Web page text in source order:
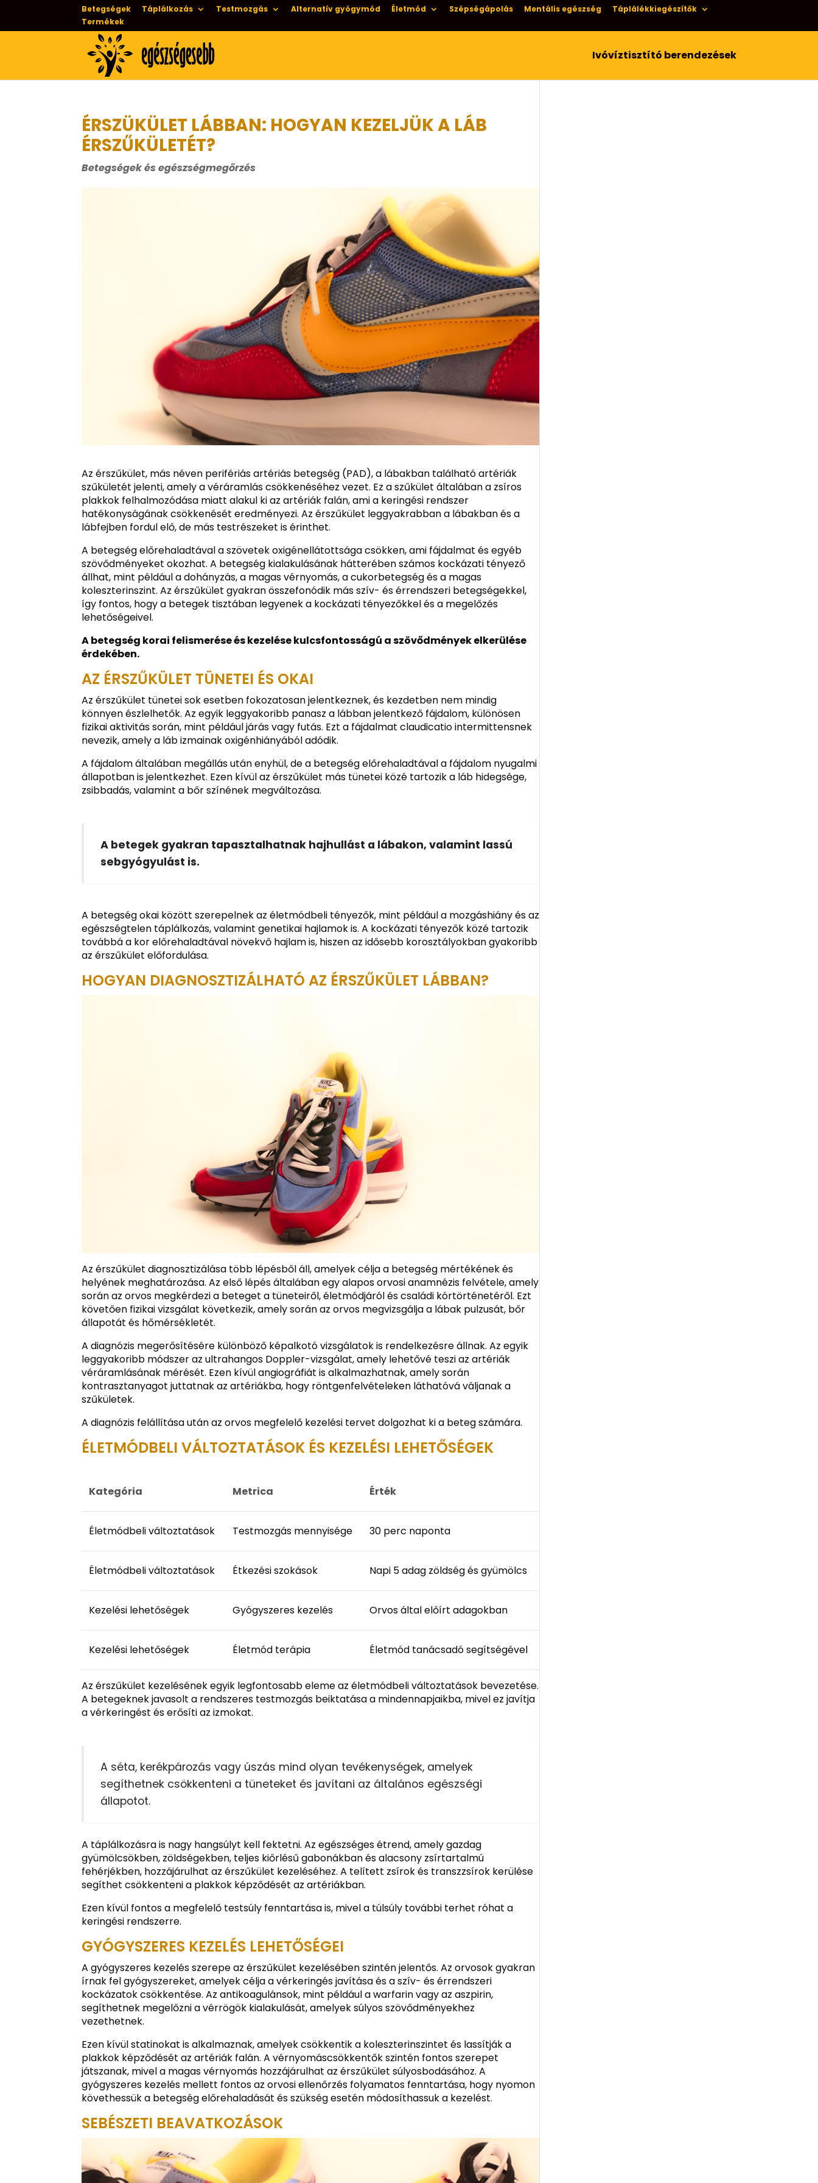
Betegségek Táplálkozás Testmozgás Alternatív gyógymód Életmód Szépségápolás Mentális egészség
Táplálékkiegészítők
Termékek
Ivóvíztisztító berendezések
ÉRSZÜKÜLET LÁBBAN: HOGYAN KEZELJÜK A LÁB
ÉRSZŰKÜLETÉT?
Betegségek és egészségmegőrzés
Az érszűkület, más néven perifériás artériás betegség (PAD), a lábakban található artériák
szűkületét jelenti, amely a véráramlás csökkenéséhez vezet. Ez a szűkület általában a zsíros
plakkok felhalmozódása miatt alakul ki az artériák falán, ami a keringési rendszer
hatékonyságának csökkenését eredményezi. Az érszűkület leggyakrabban a lábakban és a
lábfejben fordul elő, de más testrészeket is érinthet.
A betegség előrehaladtával a szövetek oxigénellátottsága csökken, ami fájdalmat és egyéb
szövődményeket okozhat. A betegség kialakulásának hátterében számos kockázati tényező
állhat, mint például a dohányzás, a magas vérnyomás, a cukorbetegség és a magas
koleszterinszint. Az érszűkület gyakran összefonódik más szív- és érrendszeri betegségekkel,
így fontos, hogy a betegek tisztában legyenek a kockázati tényezőkkel és a megelőzés
lehetőségeivel.
A betegség korai felismerése és kezelése kulcsfontosságú a szövődmények elkerülése
érdekében.
AZ ÉRSZŰKÜLET TÜNETEI ÉS OKAI
Az érszűkület tünetei sok esetben fokozatosan jelentkeznek, és kezdetben nem mindig
könnyen észlelhetők. Az egyik leggyakoribb panasz a lábban jelentkező fájdalom, különösen
fizikai aktivitás során, mint például járás vagy futás. Ezt a fájdalmat claudicatio intermittensnek
nevezik, amely a láb izmainak oxigénhiányából adódik.
A fájdalom általában megállás után enyhül, de a betegség előrehaladtával a fájdalom nyugalmi
állapotban is jelentkezhet. Ezen kívül az érszűkület más tünetei közé tartozik a láb hidegsége,
zsibbadás, valamint a bőr színének megváltozása.
A betegek gyakran tapasztalhatnak hajhullást a lábakon, valamint lassú
sebgyógyulást is.
A betegség okai között szerepelnek az életmódbeli tényezők, mint például a mozgáshiány és az
egészségtelen táplálkozás, valamint genetikai hajlamok is. A kockázati tényezők közé tartozik
továbbá a kor előrehaladtával növekvő hajlam is, hiszen az idősebb korosztályokban gyakoribb
az érszűkület előfordulása.
HOGYAN DIAGNOSZTIZÁLHATÓ AZ ÉRSZŰKÜLET LÁBBAN?
Az érszűkület diagnosztizálása több lépésből áll, amelyek célja a betegség mértékének és
helyének meghatározása. Az első lépés általában egy alapos orvosi anamnézis felvétele, amely
során az orvos megkérdezi a beteget a tüneteiről, életmódjáról és családi kórtörténetéről. Ezt
követően fizikai vizsgálat következik, amely során az orvos megvizsgálja a lábak pulzusát, bőr
állapotát és hőmérsékletét.
A diagnózis megerősítésére különböző képalkotó vizsgálatok is rendelkezésre állnak. Az egyik
leggyakoribb módszer az ultrahangos Doppler-vizsgálat, amely lehetővé teszi az artériák
véráramlásának mérését. Ezen kívül angiográfiát is alkalmazhatnak, amely során
kontrasztanyagot juttatnak az artériákba, hogy röntgenfelvételeken láthatóvá váljanak a
szűkületek.
A diagnózis felállítása után az orvos megfelelő kezelési tervet dolgozhat ki a beteg számára.
ÉLETMÓDBELI VÁLTOZTATÁSOK ÉS KEZELÉSI LEHETŐSÉGEK
Kategória Metrica Érték
Életmódbeli változtatások Testmozgás mennyisége 30 perc naponta
Életmódbeli változtatások Étkezési szokások Napi 5 adag zöldség és gyümölcs
Kezelési lehetőségek Gyógyszeres kezelés Orvos által előírt adagokban
Kezelési lehetőségek Életmód terápia Életmód tanácsadó segítségével
Az érszűkület kezelésének egyik legfontosabb eleme az életmódbeli változtatások bevezetése.
A betegeknek javasolt a rendszeres testmozgás beiktatása a mindennapjaikba, mivel ez javítja
a vérkeringést és erősíti az izmokat.
A séta, kerékpározás vagy úszás mind olyan tevékenységek, amelyek
segíthetnek csökkenteni a tüneteket és javítani az általános egészségi
állapotot.
A táplálkozásra is nagy hangsúlyt kell fektetni. Az egészséges étrend, amely gazdag
gyümölcsökben, zöldségekben, teljes kiőrlésű gabonákban és alacsony zsírtartalmú
fehérjékben, hozzájárulhat az érszűkület kezeléséhez. A telített zsírok és transzzsírok kerülése
segíthet csökkenteni a plakkok képződését az artériákban.
Ezen kívül fontos a megfelelő testsúly fenntartása is, mivel a túlsúly további terhet róhat a
keringési rendszerre.
GYÓGYSZERES KEZELÉS LEHETŐSÉGEI
A gyógyszeres kezelés szerepe az érszűkület kezelésében szintén jelentős. Az orvosok gyakran
írnak fel gyógyszereket, amelyek célja a vérkeringés javítása és a szív- és érrendszeri
kockázatok csökkentése. Az antikoagulánsok, mint például a warfarin vagy az aszpirin,
segíthetnek megelőzni a vérrögök kialakulását, amelyek súlyos szövődményekhez
vezethetnek.
Ezen kívül statinokat is alkalmaznak, amelyek csökkentik a koleszterinszintet és lassítják a
plakkok képződését az artériák falán. A vérnyomáscsökkentők szintén fontos szerepet
játszanak, mivel a magas vérnyomás hozzájárulhat az érszűkület súlyosbodásához. A
gyógyszeres kezelés mellett fontos az orvosi ellenőrzés folyamatos fenntartása, hogy nyomon
követhessük a betegség előrehaladását és szükség esetén módosíthassuk a kezelést.
SEBÉSZETI BEAVATKOZÁSOK